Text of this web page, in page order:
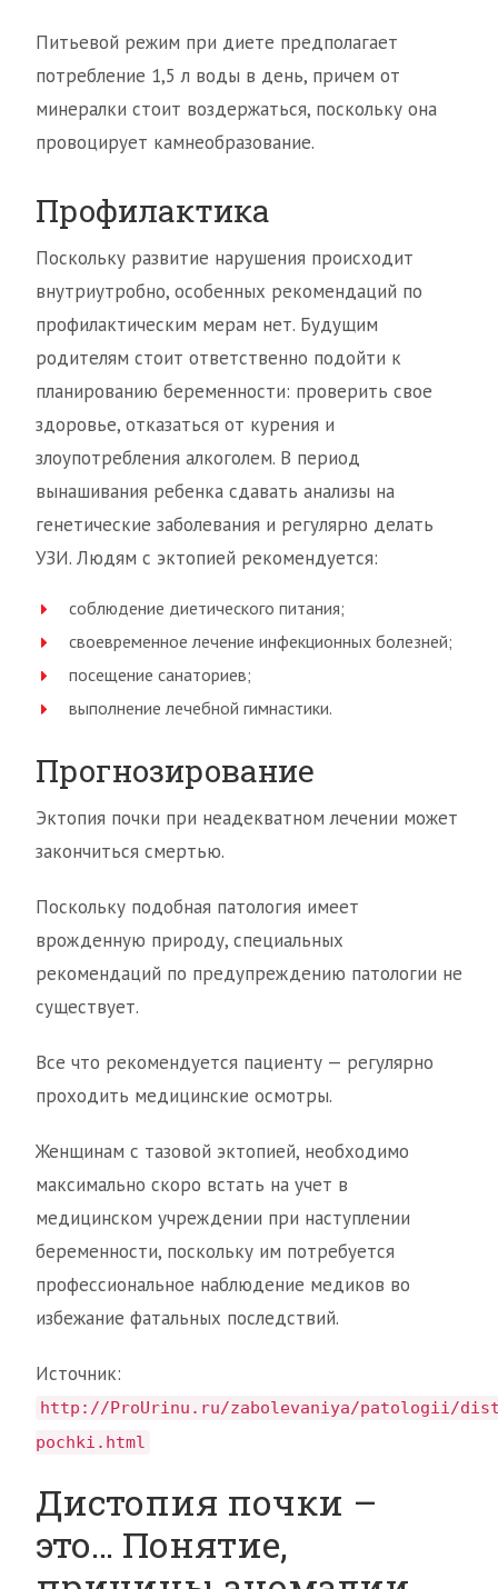
Питьевой режим при диете предполагает
потребление 1,5 л воды в день, причем от
минералки стоит воздержаться, поскольку она
провоцирует камнеобразование.
Профилактика
Поскольку развитие нарушения происходит
внутриутробно, особенных рекомендаций по
профилактическим мерам нет. Будущим
родителям стоит ответственно подойти к
планированию беременности: проверить свое
здоровье, отказаться от курения и
злоупотребления алкоголем. В период
вынашивания ребенка сдавать анализы на
генетические заболевания и регулярно делать
УЗИ. Людям с эктопией рекомендуется:
соблюдение диетического питания;
своевременное лечение инфекционных болезней;
посещение санаториев;
выполнение лечебной гимнастики.
Прогнозирование
Эктопия почки при неадекватном лечении может
закончиться смертью.
Поскольку подобная патология имеет
врожденную природу, специальных
рекомендаций по предупреждению патологии не
существует.
Все что рекомендуется пациенту — регулярно
проходить медицинские осмотры.
Женщинам с тазовой эктопией, необходимо
максимально скоро встать на учет в
медицинском учреждении при наступлении
беременности, поскольку им потребуется
профессиональное наблюдение медиков во
избежание фатальных последствий.
Источник:
http://ProUrinu.ru/zabolevaniya/patologii/
pochki.html
Дистопия почки –
это… Понятие,